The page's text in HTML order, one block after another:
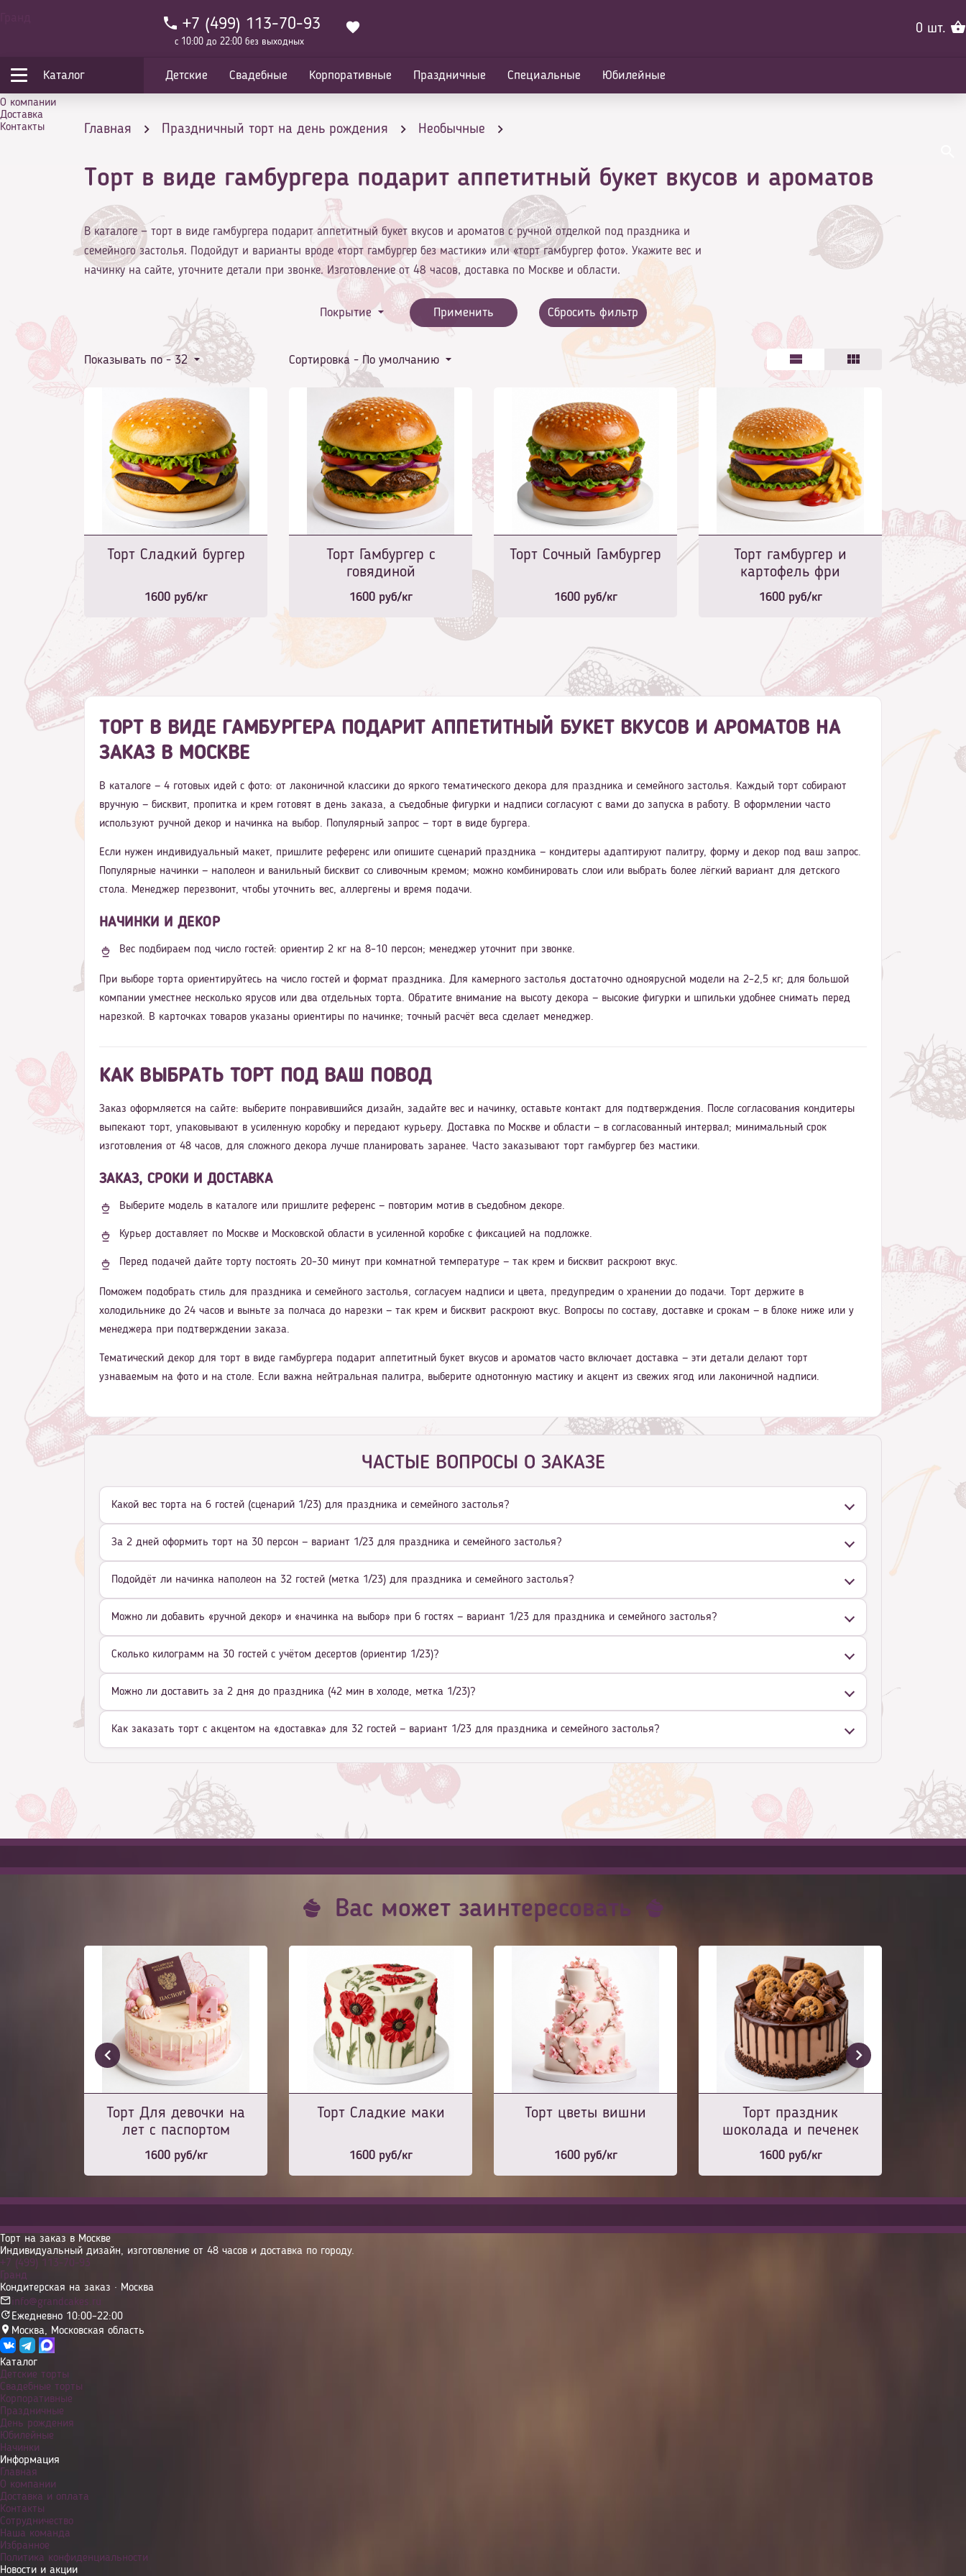
+7 (499) 113-70-93
с 10:00 до 22:00 без выходных
0 шт.
Каталог Детские Свадебные Корпоративные Праздничные Специальные Юбилейные
О компании
Доставка
Контакты
Главная Праздничный торт на день рождения Необычные
Торт в виде гамбургера подарит аппетитный букет вкусов и ароматов
Торт в виде гамбургера подарит аппетитный букет вкусов и ароматов
В каталоге — торт в виде гамбургера подарит аппетитный букет вкусов и ароматов с ручной отделкой под праздника и
семейного застолья. Подойдут и варианты вроде «торт гамбургер без мастики» или «торт гамбургер фото». Укажите вес и
начинку на сайте, уточните детали при звонке. Изготовление от 48 часов, доставка по Москве и области.
Покрытие Применить Сбросить фильтр
Показывать по - 32 Сортировка -По умолчанию
Торт Сладкий бургер
1600руб/кг
Торт Гамбургер с
говядиной
1600руб/кг
Торт Сочный Гамбургер
1600руб/кг
Торт гамбургер и
картофель фри
1600руб/кг
ТОРТ В ВИДЕ ГАМБУРГЕРА ПОДАРИТ АППЕТИТНЫЙ БУКЕТ ВКУСОВ И АРОМАТОВ НА
ЗАКАЗ В МОСКВЕ
В каталоге — 4 готовых идей с фото: от лаконичной классики до яркого тематического декора для праздника и семейного застолья. Каждый торт собирают
вручную — бисквит, пропитка и крем готовят в день заказа, а съедобные фигурки и надписи согласуют с вами до запуска в работу. В оформлении часто
используют ручной декор и начинка на выбор. Популярный запрос — торт в виде бургера.
Если нужен индивидуальный макет, пришлите референс или опишите сценарий праздника — кондитеры адаптируют палитру, форму и декор под ваш запрос.
Популярные начинки — наполеон и ванильный бисквит со сливочным кремом; можно комбинировать слои или выбрать более лёгкий вариант для детского
стола. Менеджер перезвонит, чтобы уточнить вес, аллергены и время подачи.
НАЧИНКИ И ДЕКОР
Вес подбираем под число гостей: ориентир 2 кг на 8–10 персон; менеджер уточнит при звонке.
При выборе торта ориентируйтесь на число гостей и формат праздника. Для камерного застолья достаточно одноярусной модели на 2–2,5 кг; для большой
компании уместнее несколько ярусов или два отдельных торта. Обратите внимание на высоту декора — высокие фигурки и шпильки удобнее снимать перед
нарезкой. В карточках товаров указаны ориентиры по начинке; точный расчёт веса сделает менеджер.
КАК ВЫБРАТЬ ТОРТ ПОД ВАШ ПОВОД
Заказ оформляется на сайте: выберите понравившийся дизайн, задайте вес и начинку, оставьте контакт для подтверждения. После согласования кондитеры
выпекают торт, упаковывают в усиленную коробку и передают курьеру. Доставка по Москве и области — в согласованный интервал; минимальный срок
изготовления от 48 часов, для сложного декора лучше планировать заранее. Часто заказывают торт гамбургер без мастики.
ЗАКАЗ, СРОКИ И ДОСТАВКА
Выберите модель в каталоге или пришлите референс — повторим мотив в съедобном декоре.
Курьер доставляет по Москве и Московской области в усиленной коробке с фиксацией на подложке.
Перед подачей дайте торту постоять 20–30 минут при комнатной температуре — так крем и бисквит раскроют вкус.
Поможем подобрать стиль для праздника и семейного застолья, согласуем надписи и цвета, предупредим о хранении до подачи. Торт держите в
холодильнике до 24 часов и выньте за полчаса до нарезки — так крем и бисквит раскроют вкус. Вопросы по составу, доставке и срокам — в блоке ниже или у
менеджера при подтверждении заказа.
Тематический декор для торт в виде гамбургера подарит аппетитный букет вкусов и ароматов часто включает доставка — эти детали делают торт
узнаваемым на фото и на столе. Если важна нейтральная палитра, выберите однотонную мастику и акцент из свежих ягод или лаконичной надписи.
ЧАСТЫЕ ВОПРОСЫ О ЗАКАЗЕ
Какой вес торта на 6 гостей (сценарий 1/23) для праздника и семейного застолья?
За 2 дней оформить торт на 30 персон — вариант 1/23 для праздника и семейного застолья?
Подойдёт ли начинка наполеон на 32 гостей (метка 1/23) для праздника и семейного застолья?
Можно ли добавить «ручной декор» и «начинка на выбор» при 6 гостях — вариант 1/23 для праздника и семейного застолья?
Сколько килограмм на 30 гостей с учётом десертов (ориентир 1/23)?
Можно ли доставить за 2 дня до праздника (42 мин в холоде, метка 1/23)?
Как заказать торт с акцентом на «доставка» для 32 гостей — вариант 1/23 для праздника и семейного застолья?
Вас может заинтересовать
Торт Для девочки на
лет с паспортом
1600руб/кг
Торт Сладкие маки
1600руб/кг
Торт цветы вишни
1600руб/кг
Торт праздник
шоколада и печенек
1600руб/кг
Торт на заказ в Москве
Индивидуальный дизайн, изготовление от 48 часов и доставка по городу.
+7 (499) 113-70-93
Гранд
Кондитерская на заказ · Москва
info@grandcakes.ru
Ежедневно 10:00–22:00
Москва, Московская область
Каталог
Детские торты
Свадебные торты
Корпоративные
Праздничные
День рождения
Юбилейные
Начинки
Информация
Главная
О компании
Доставка и оплата
Контакты
Сотрудничество
Наша команда
Избранное
Политика конфиденциальности
Новости и акции